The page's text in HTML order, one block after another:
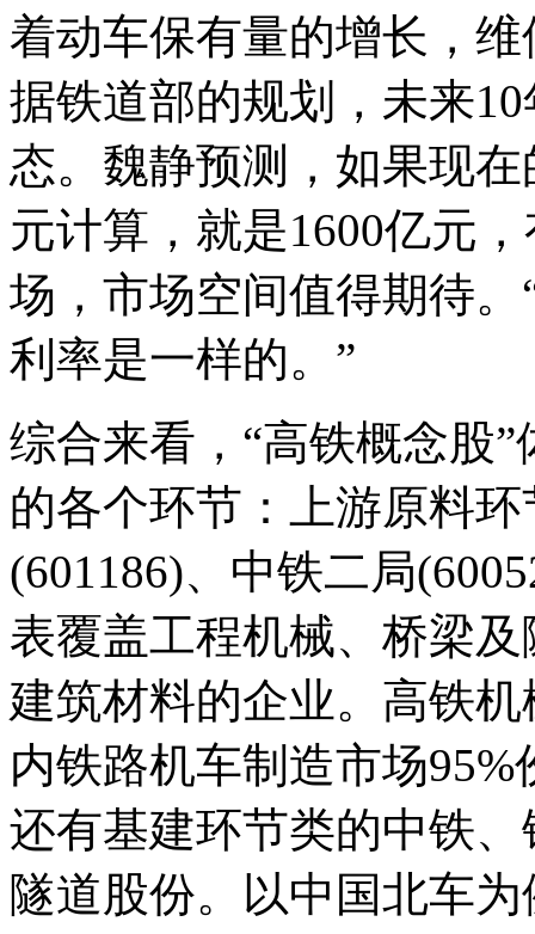
着动车保有量的增长，
据铁道部的规划，未来
态。魏静预测，如果现
元计算，就是1600亿元
场，市场空间值得期待
利率是一样的。”
综合来看，“高铁概念股
的各个环节：上游原料
(601186)、中铁二局
表覆盖工程机械、桥梁
建筑材料的企业。高铁
内铁路机车制造市场
还有基建环节类的中铁
隧道股份。以中国北车